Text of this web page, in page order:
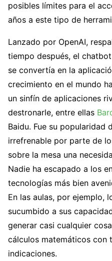
posibles límites para el
años a este tipo de
Lanzado por OpenAI,
tiempo después, el
se convertía en la
crecimiento en el mundo
un sinfín de aplicaciones
destronarle, entre ellas
Baidu. Fue su popularidad
irrefrenable por parte de
sobre la mesa una
Nadie ha escapado a los
tecnologías más bien
En las aulas, por ejemplo,
sucumbido a sus
generar casi cualquier
cálculos matemáticos con
indicaciones.